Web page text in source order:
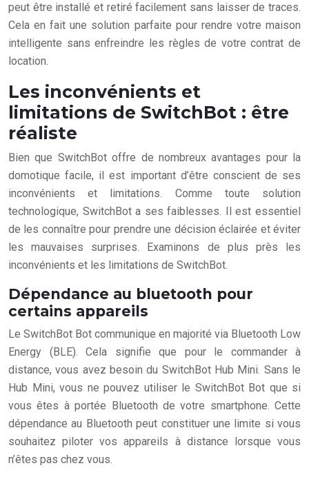
peut être installé et retiré facilement sans laisser de traces.
Cela en fait une solution parfaite pour rendre votre maison
intelligente sans enfreindre les règles de votre contrat de
location.
Les inconvénients et
limitations de SwitchBot : être
réaliste
Bien que SwitchBot offre de nombreux avantages pour la
domotique facile, il est important d’être conscient de ses
inconvénients et limitations. Comme toute solution
technologique, SwitchBot a ses faiblesses. Il est essentiel
de les connaître pour prendre une décision éclairée et éviter
les mauvaises surprises. Examinons de plus près les
inconvénients et les limitations de SwitchBot.
Dépendance au bluetooth pour
certains appareils
Le SwitchBot Bot communique en majorité via Bluetooth Low
Energy (BLE). Cela signifie que pour le commander à
distance, vous avez besoin du SwitchBot Hub Mini. Sans le
Hub Mini, vous ne pouvez utiliser le SwitchBot Bot que si
vous êtes à portée Bluetooth de votre smartphone. Cette
dépendance au Bluetooth peut constituer une limite si vous
souhaitez piloter vos appareils à distance lorsque vous
n’êtes pas chez vous.